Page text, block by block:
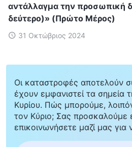
αντάλλαγμα την προσωπική
δεύτερο)» (Πρώτο Μέρος)
31 Οκτώβριος 2024
Οι καταστροφές αποτελούν
έχουν εμφανιστεί τα σημεία
Κυρίου. Πώς μπορούμε,
τον Κύριο; Σας προσκαλούμε
επικοινωνήσετε μαζί μας για